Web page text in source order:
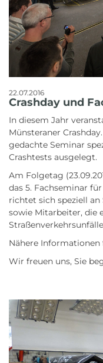
22.07.2016
Crashday und
In diesem Jahr
Münsteraner
gedachte Seminar
Crashtests ausgelegt.
Am Folgetag
das 5. Fachseminar
richtet sich speziell
sowie Mitarbei­ter, die
Nähere Informationen
Wir freuen uns, Sie